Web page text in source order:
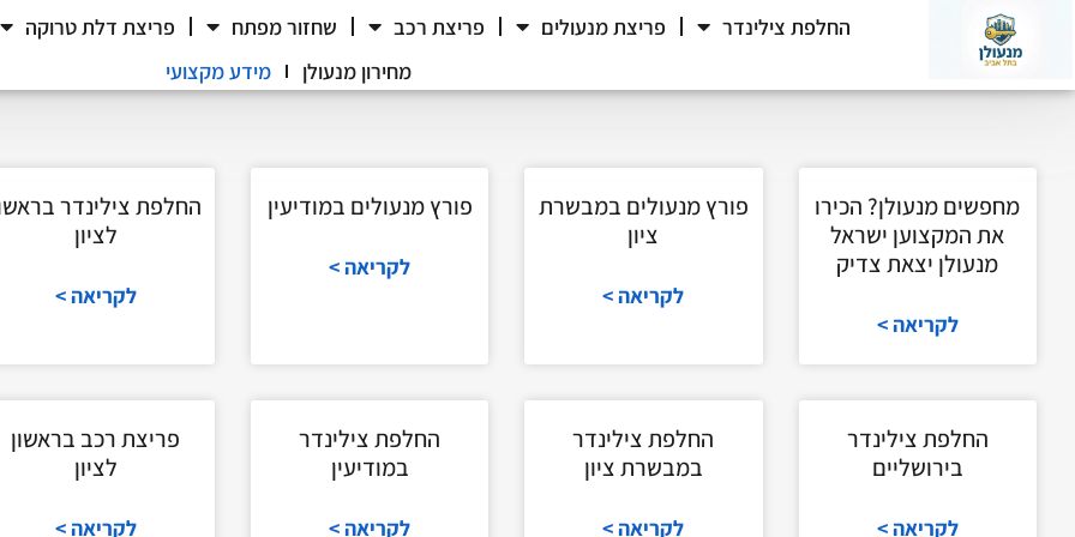
החלפת צילינדר פריצת מנעולים פריצת רכב שחזור מפתח
פריצת דלת טרוקה
מחירון מנעולן
מידע מקצועי
מחפשים מנעולן? הכירו
את המקצוען ישראל
מנעולן יצאת צדיק
לקריאה >
פורץ מנעולים במבשרת
ציון
לקריאה >
פורץ מנעולים במודיעין
לקריאה >
החלפת צילינדר
לציון
לקריאה >
החלפת צילינדר
בירושליים
לקריאה >
החלפת צילינדר
במבשרת ציון
לקריאה >
החלפת צילינדר
במודיעין
לקריאה >
פריצת רכב בראשון
לציון
לקריאה >